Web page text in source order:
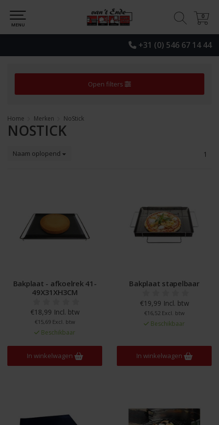
+31 (0) 546 67 14 44
0
0
MENU
Open filters
Home Merken NoStick
NOSTICK
Naam oplopend 1
Bakplaat - afkoelrek 41-
49X31XH3CM
€18,99 Incl. btw
€15,69 Excl. btw
Beschikbaar
In winkelwagen
Bakplaat stapelbaar
€19,99 Incl. btw
€16,52 Excl. btw
Beschikbaar
In winkelwagen